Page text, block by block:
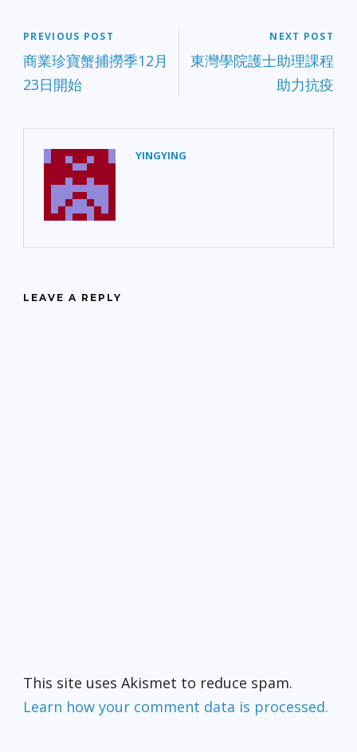
PREVIOUS POST
商業珍寶蟹捕撈季12月
23日開始
NEXT POST
東灣學院護士助理課程
助力抗疫
YINGYING
LEAVE A REPLY
This site uses Akismet to reduce spam.
Learn how your comment data is processed.